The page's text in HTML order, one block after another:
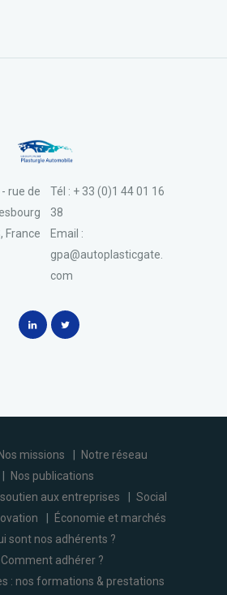
Tél : + 33 (0)1 44 01 16
38
Email :
gpa@autoplasticgate.
com
- rue de
France
Nos missions
Notre réseau
Nos publications
soutien aux entreprises
Social
Économie et marchés
sont nos adhérents ?
Comment adhérer ?
: nos formations & prestations